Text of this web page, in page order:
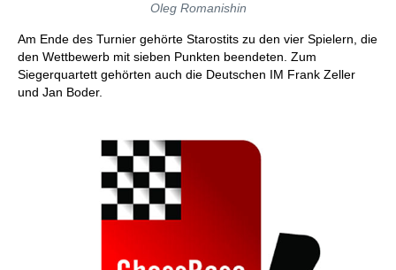
Oleg Romanishin
Am Ende des Turnier gehörte Starostits zu den vier Spielern, die
den Wettbewerb mit sieben Punkten beendeten. Zum
Siegerquartett gehörten auch die Deutschen IM Frank Zeller
und Jan Boder.